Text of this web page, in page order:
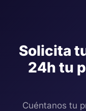
Solicita
24h tu
Cuéntanos tu